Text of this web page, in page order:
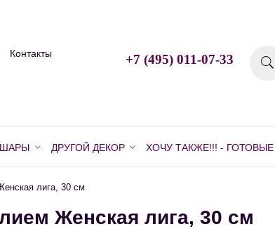
Контакты
+7 (495) 011-07-33
ДРУГОЙ ДЕКОР ХОЧУ ТАКЖЕ!!! -
лига, 30 см
Женская лига, 30 см